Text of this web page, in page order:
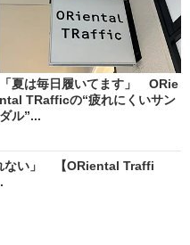
「夏は毎日履いてます」 ORie
ntal TRafficの“疲れにくいサン
ダル”...
ない」 【ORiental Traffi